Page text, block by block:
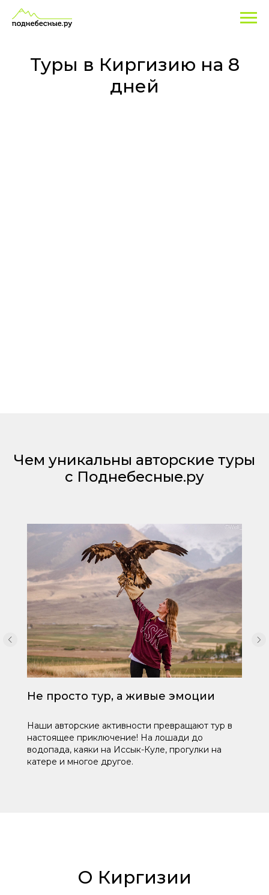
Туры
Киргизию
Туры в Киргизию на 8
дней
Чем уникальны авторские туры
с Поднебесные.ру
Не просто тур, а живые эмоции
Наши авторские активности превращают тур в
настоящее приключение! На лошади до
водопада, каяки на Иссык-Куле, прогулки на
катере и многое другое.
О Киргизии